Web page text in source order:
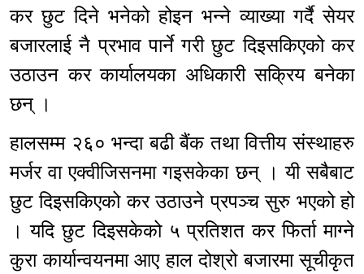
कर छुट दिने भनेको होइन भन्ने व्याख्या गर्दै सेयर
बजारलाई नै प्रभाव पार्ने गरी छुट दिइसकिएको कर
उठाउन कर कार्यालयका अधिकारी सक्रिय बनेका
छन् ।
हालसम्म २६० भन्दा बढी बैंक तथा वित्तीय संस्थाहरु
मर्जर वा एक्वीजिसनमा गइसकेका छन् । यी सबैबाट
छुट दिइसकिएको कर उठाउने प्रपञ्च सुरु भएको हो
। यदि छुट दिइसकेको ५ प्रतिशत कर फिर्ता माग्ने
कुरा कार्यान्वयनमा आए हाल दोश्रो बजारमा सूचीकृत